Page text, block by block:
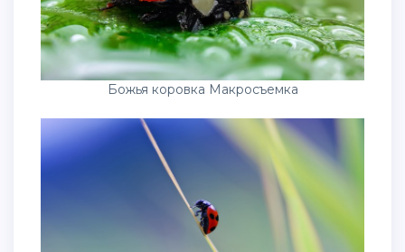
Божья коровка Макросъемка